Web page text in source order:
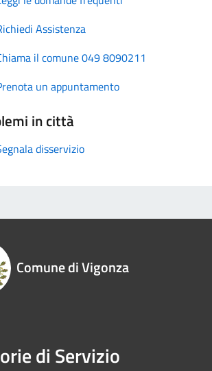
Assistenza
il comune 049 8090211
un appuntamento
in città
disservizio
Comune di Vigonza
di Servizio